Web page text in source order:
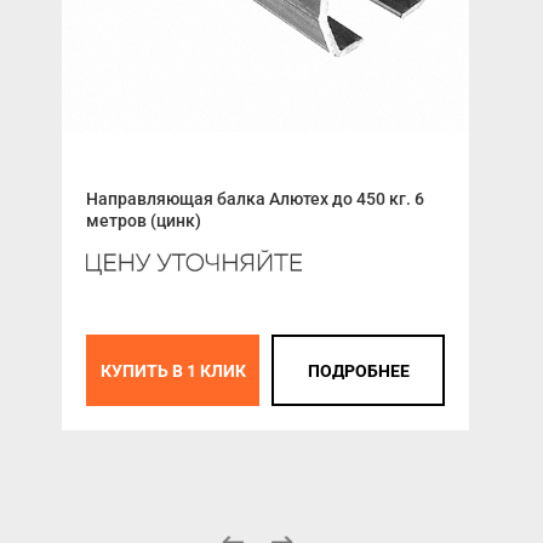
Направляющая балка Алютех до 450 кг. 6
метров (цинк)
КУПИТЬ В 1 КЛИК ПОДРОБНЕЕ